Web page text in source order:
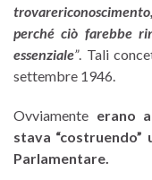
trovare
perché ciò farebbe
essenziale”. Tali
settembre 1946.
Ovviamente erano
stava “costruendo”
Parlamentare.